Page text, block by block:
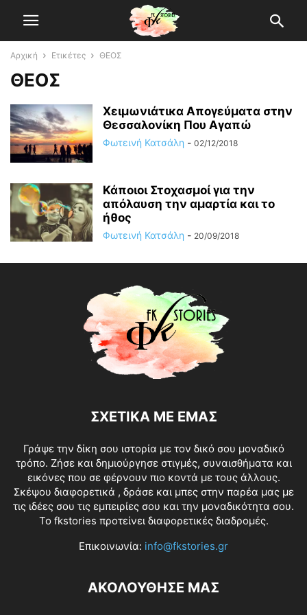
Αρχική Ετικέτες ΘΕΟΣ
ΘΕΟΣ
Χειμωνιάτικα Απογεύματα στην
Θεσσαλονίκη Που Αγαπώ
Φωτεινή Κατσάλη - 02/12/2018
Κάποιοι Στοχασμοί για την
απόλαυση την αμαρτία και το
ήθος
Φωτεινή Κατσάλη - 20/09/2018
ΣΧΕΤΙΚΑ ΜΕ ΕΜΑΣ
Γράψε την δίκη σου ιστορία με τον δικό σου μοναδικό
τρόπο. Ζήσε και δημιούργησε στιγμές, συναισθήματα και
εικόνες που σε φέρνουν πιο κοντά με τους άλλους.
Σκέψου διαφορετικά , δράσε και μπες στην παρέα μας με
τις ιδέες σου τις εμπειρίες σου και την μοναδικότητα σου.
Το fkstories προτείνει διαφορετικές διαδρομές.
Επικοινωνία: info@fkstories.gr
ΑΚΟΛΟΥΘΗΣΕ ΜΑΣ